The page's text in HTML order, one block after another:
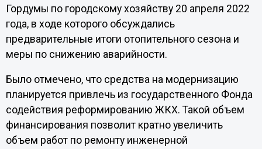
Гордумы по городскому хозяйству 20 апреля 2022
года, в ходе которого обсуждались
предварительные итоги отопительного сезона и
меры по снижению аварийности.
Было отмечено, что средства на модернизацию
планируется привлечь из государственного Фонда
содействия реформированию ЖКХ. Такой объем
финансирования позволит кратно увеличить
объем работ по ремонту инженерной